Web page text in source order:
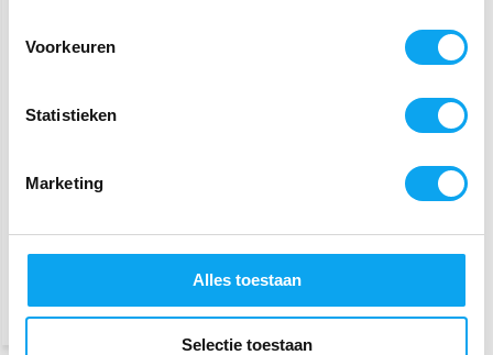
Voorkeuren
Statistieken
Marketing
Alles toestaan
Selectie toestaan
49,-
12.00 uur, vandaag verzonden
(Web Only)
Vergelijk